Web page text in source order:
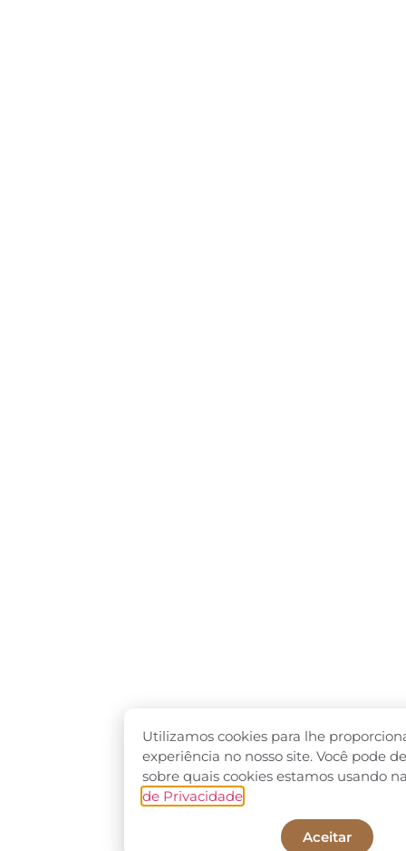
Utilizamos cookies para lhe
experiência no nosso site. Você pode
sobre quais cookies estamos usando
de Privacidade.
Aceitar